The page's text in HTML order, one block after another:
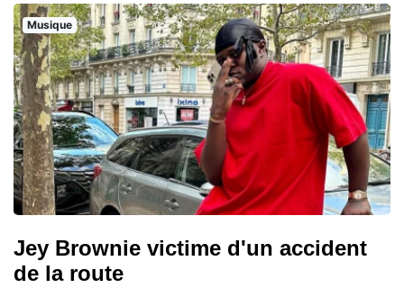
Musique
Jey Brownie victime d'un accident
de la route